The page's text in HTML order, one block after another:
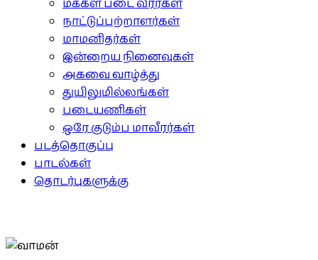
மக்கள் படை வீரர்கள்
நாட்டுப்பற்றாளர்கள்
மாமனிதர்கள்
இன்றைய நினைவுகள்
அகவை வாழ்த்து
துயிலுமில்லங்கள்
படையணிகள்
ஒரே குடும்ப மாவீரர்கள்
படத்தொகுப்பு
பாடல்கள்
தொடர்புகளுக்கு